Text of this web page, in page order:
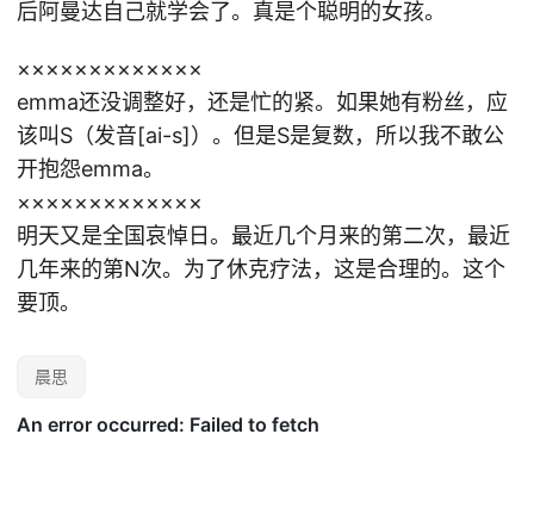
后阿曼达自己就学会了。真是个聪明的女孩。
×××××××××××××
emma还没调整好，还是忙的紧。如果她有粉丝，应
该叫S（发音[ai-s]）。但是S是复数，所以我不敢公
开抱怨emma。
×××××××××××××
明天又是全国哀悼日。最近几个月来的第二次，最近
几年来的第N次。为了休克疗法，这是合理的。这个
要顶。
晨思